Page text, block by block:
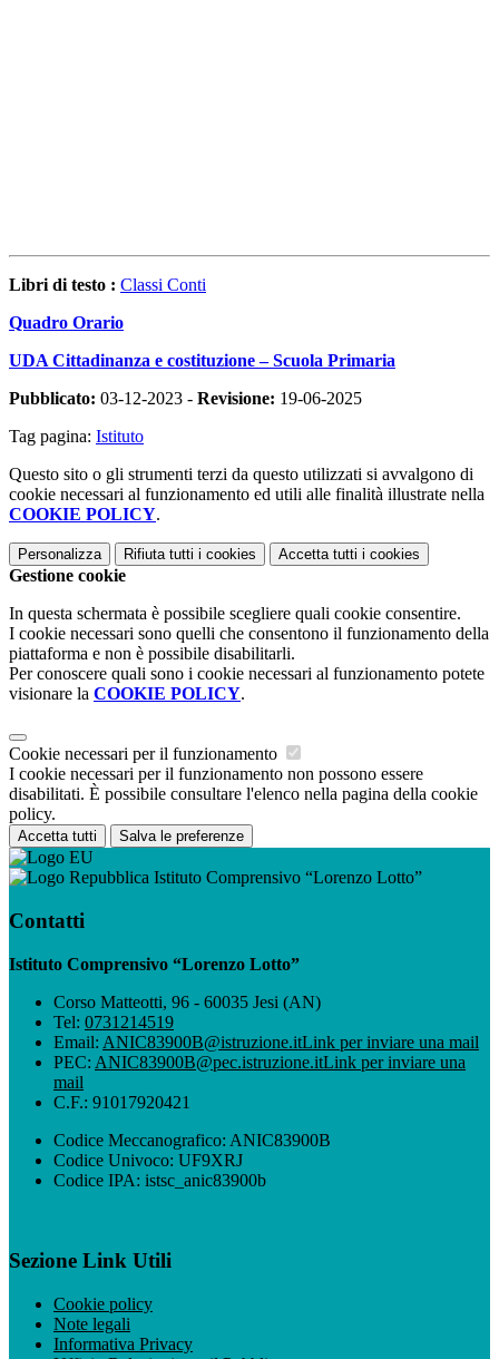
Libri di testo : Classi Conti
Quadro Orario
UDA Cittadinanza e costituzione – Scuola Primaria
Pubblicato: 03-12-2023 - Revisione: 19-06-2025
Tag pagina: Istituto
Questo sito o gli strumenti terzi da questo utilizzati si avvalgono di
cookie necessari al funzionamento ed utili alle finalità illustrate nella
COOKIE POLICY.
Personalizza Rifiuta tutti i cookies Accetta tutti i cookies
Gestione cookie
In questa schermata è possibile scegliere quali cookie consentire.
I cookie necessari sono quelli che consentono il funzionamento della
piattaforma e non è possibile disabilitarli.
Per conoscere quali sono i cookie necessari al funzionamento potete
visionare la COOKIE POLICY.
Cookie necessari per il funzionamento
I cookie necessari per il funzionamento non possono essere
disabilitati. È possibile consultare l'elenco nella pagina della cookie
policy.
Accetta tutti Salva le preferenze
Istituto Comprensivo “Lorenzo Lotto”
Contatti
Istituto Comprensivo “Lorenzo Lotto”
Corso Matteotti, 96 - 60035 Jesi (AN)
Tel: 0731214519
Email: ANIC83900B@istruzione.itLink per inviare una mail
PEC: ANIC83900B@pec.istruzione.itLink per inviare una
mail
C.F.: 91017920421
Codice Meccanografico: ANIC83900B
Codice Univoco: UF9XRJ
Codice IPA: istsc_anic83900b
Sezione Link Utili
Cookie policy
Note legali
Informativa Privacy